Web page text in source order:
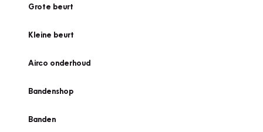
Grote beurt
Kleine beurt
Airco onderhoud
Bandenshop
Banden